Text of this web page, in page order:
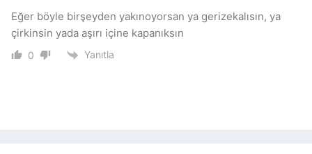
Eğer böyle birşeyden yakınoyorsan ya gerizekalısın, ya
çirkinsin yada aşırı içine kapanıksın
0 Yanıtla